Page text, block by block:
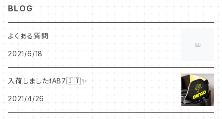
BLOG
よくある質問
2021/6/18
入荷しました❗️AB7🇮🇹✨
2021/4/26